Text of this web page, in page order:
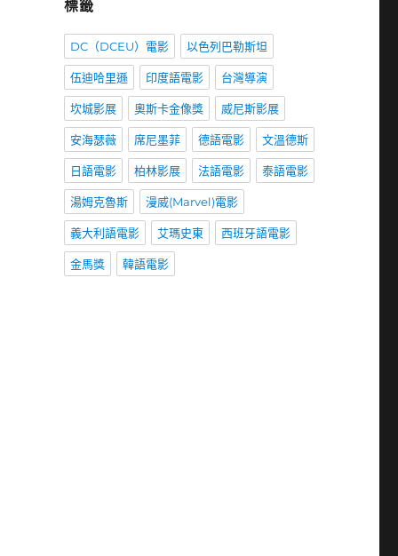
標籤
DC（DCEU）電影 以色列巴勒斯坦
伍迪哈里遜 印度語電影 台灣導演
坎城影展 奧斯卡金像獎 威尼斯影展
安海瑟薇 席尼墨菲 德語電影 文溫德斯
日語電影 柏林影展 法語電影 泰語電影
湯姆克魯斯 漫威(Marvel)電影
義大利語電影 艾瑪史東 西班牙語電影
金馬獎 韓語電影